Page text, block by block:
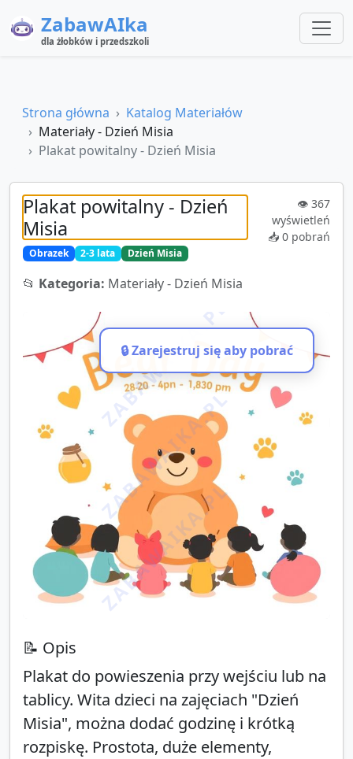
ZabawAIka
dla żłobków i przedszkoli
Strona główna
Katalog Materiałów
Materiały - Dzień Misia
Plakat powitalny - Dzień Misia
Plakat powitalny - Dzień
Misia
Obrazek 2-3 lata Dzień Misia
👁️ 367
wyświetleń
📥 0 pobrań
📂 Kategoria: Materiały - Dzień Misia
ZABAWAIKA.PL
ZABAWAIKA.PL
ZABAWAIKA.PL
🔒 Zarejestruj się aby pobrać
📝 Opis
Plakat do powieszenia przy wejściu lub na
tablicy. Wita dzieci na zajęciach "Dzień
Misia", można dodać godzinę i krótką
rozpiskę. Prostota, duże elementy,